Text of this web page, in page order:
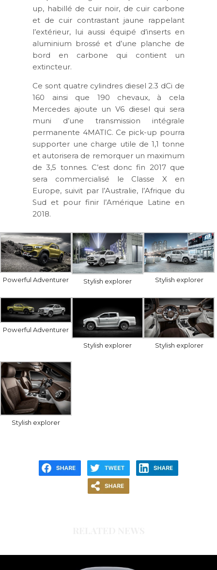
up, habillé de cuir noir, de cuir carbone
et de cuir contrastant jaune rappelant
l’extérieur, lui aussi équipé d’inserts en
aluminium brossé et d’une planche de
bord en carbone qui contient un
extincteur.
Ce sont quatre cylindres diesel 2.3 dCi de
160 ainsi que 190 chevaux, à cela
Mercedes ajoute un V6 diesel qui sera
muni d’une transmission intégrale
permanente 4MATIC. Ce pick-up pourra
supporter une charge utile de 1,1 tonne
et autorisera de remorquer un maximum
de 3,5 tonnes. C’est donc fin 2017 que
sera commercialisé le Classe X en
Europe, suivit par l’Australie, l’Afrique du
Sud et pour finir l’Amérique Latine en
2018.
Powerful Adventurer Stylish explorer Stylish explorer
Powerful Adventurer
Stylish explorer
Stylish explorer
Stylish explorer